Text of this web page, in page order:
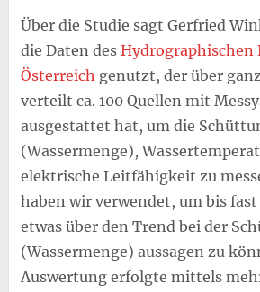
Über die Studie sagt Gerfried
die Daten des Hydrographischen
Österreich genutzt, der über
verteilt ca. 100 Quellen mit
ausgestattet hat, um die
(Wassermenge),
elektrische Leitfähigkeit zu
haben wir verwendet, um bis fast
etwas über den Trend bei der
(Wassermenge) aussagen zu
Auswertung erfolgte mittels